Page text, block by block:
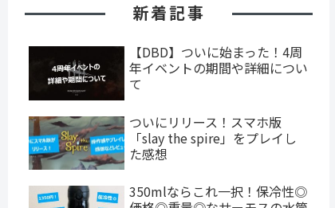
新着記事
【DBD】ついに始まった！4周
年イベントの期間や詳細につい
て
ついにリリース！スマホ版
「slay the spire」をプレイし
た感想
350mlならこれ一択！保冷性◎